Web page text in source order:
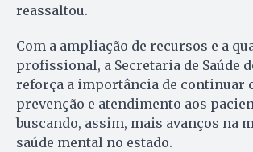
reassaltou.
Com a ampliação de recursos e a
profissional, a Secretaria de Saúde
reforça a importância de continuar
prevenção e atendimento aos
buscando, assim, mais avanços na
saúde mental no estado.